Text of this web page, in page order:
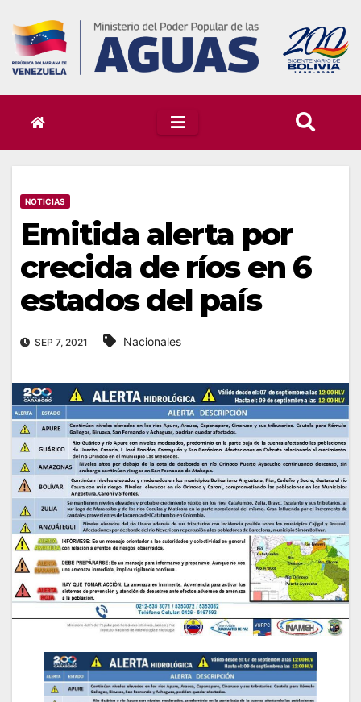
content
NOTICIAS
Emitida alerta por
crecida de ríos en 6
estados del país
SEP 7, 2021 Nacionales